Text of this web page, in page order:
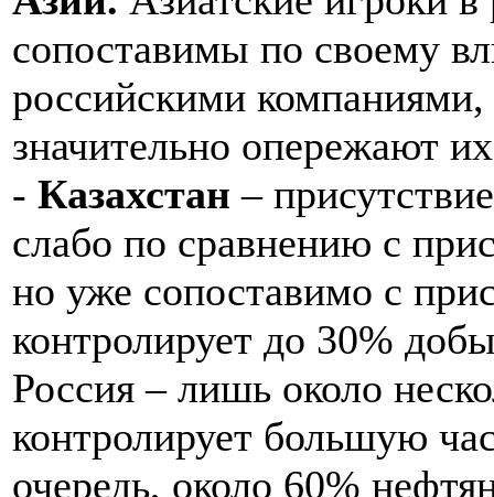
сопоставимы по своему
российскими компаниями,
значительно опережают
- Казахстан –
слабо по сравнению с
но уже сопоставимо с
контролирует до 30%
Россия – лишь около
контролирует большую
очередь, около 60%